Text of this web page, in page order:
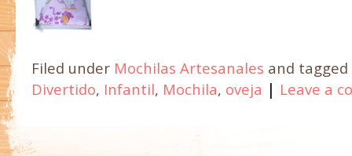
Filed under Mochilas Artesanales and tagged
Divertido, Infantil, Mochila, oveja | Leave a